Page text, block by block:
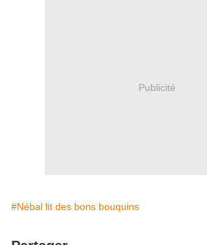
Publicité
#Nébal lit des bons bouquins